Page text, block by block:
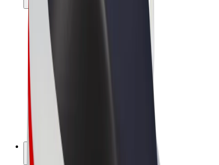
Jízdy
Koloběžky
Bolt Market
Bolt Food
Bolt Drive
Bolt for Business
E-kola
Bolt Plus
Vydělávejte s Boltem